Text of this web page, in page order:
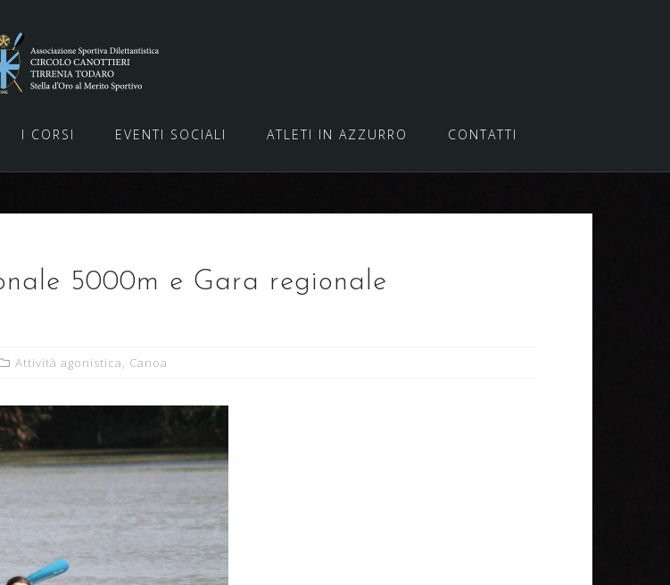
I CORSI EVENTI SOCIALI ATLETI IN AZZURRO CONTATTI
5000m e Gara regionale
Attività agonistica, Canoa